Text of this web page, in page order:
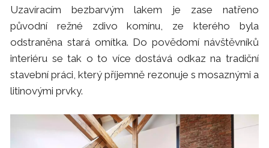
Uzavíracím bezbarvým lakem je zase natřeno
původní režné zdivo komínu, ze kterého byla
odstraněna stará omítka. Do povědomí návštěvníků
interiéru se tak o to více dostává odkaz na tradiční
stavební práci, který příjemně rezonuje s mosaznými a
litinovými prvky.